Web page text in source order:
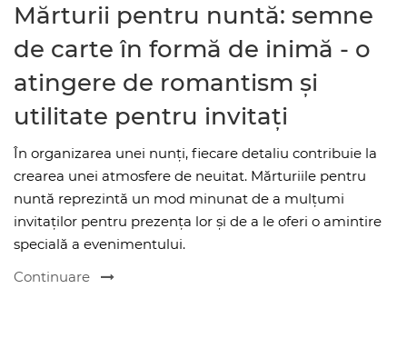
Mărturii pentru nuntă: semne
de carte în formă de inimă - o
atingere de romantism și
utilitate pentru invitați
În organizarea unei nunți, fiecare detaliu contribuie la
crearea unei atmosfere de neuitat. Mărturiile pentru
nuntă reprezintă un mod minunat de a mulțumi
invitaților pentru prezența lor și de a le oferi o amintire
specială a evenimentului.
Continuare